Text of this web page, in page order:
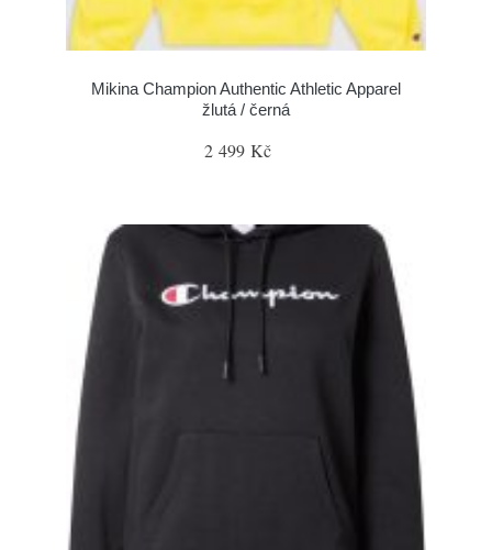
Mikina Champion Authentic Athletic Apparel
žlutá / černá
2 499 Kč